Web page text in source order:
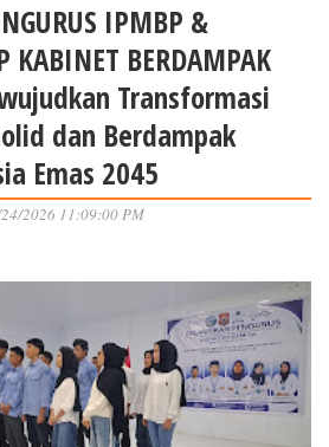
Solid dan Berdampak Menuju
IPMBP &
KABINET BERDAMPAK
Transformasi
dan Berdampak
Emas 2045
2026 11:09:00 PM